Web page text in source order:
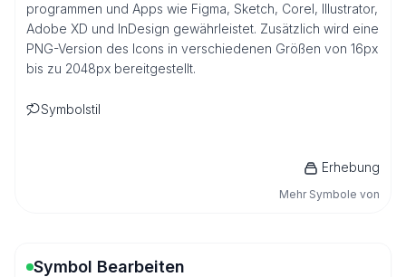
programmen und Apps wie Figma, Sketch, Corel, Illustrator,
Adobe XD und InDesign gewährleistet. Zusätzlich wird eine
PNG-Version des Icons in verschiedenen Größen von 16px
bis zu 2048px bereitgestellt.
Symbolstil
Erhebung
Mehr Symbole von
Symbol Bearbeiten